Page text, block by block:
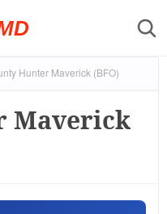
Hunter Maverick (BFO)
Maverick